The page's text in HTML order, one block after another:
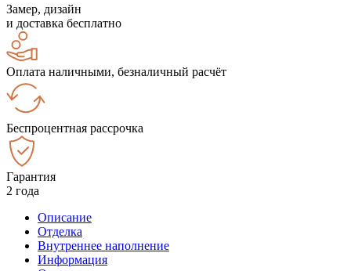
Замер, дизайн
и доставка бесплатно
Оплата наличными, безналичный расчёт
Беспроцентная рассрочка
Гарантия
2 года
Описание
Отделка
Внутреннее наполнение
Информация